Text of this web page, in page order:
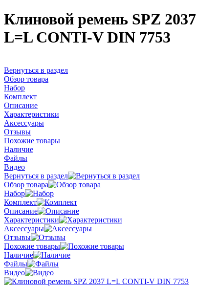
Клиновой ремень SPZ 2037
L=L CONTI-V DIN 7753
Вернуться в раздел
Обзор товара
Набор
Комплект
Описание
Характеристики
Аксессуары
Отзывы
Похожие товары
Наличие
Файлы
Видео
Вернуться в раздел
Обзор товара
Набор
Комплект
Описание
Характеристики
Аксессуары
Отзывы
Похожие товары
Наличие
Файлы
Видео